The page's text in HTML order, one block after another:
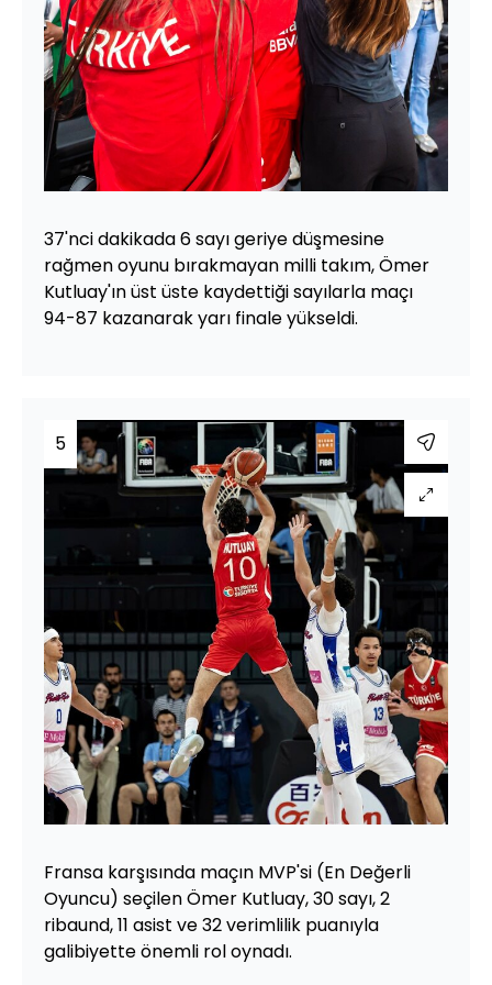
37'nci dakikada 6 sayı geriye düşmesine
rağmen oyunu bırakmayan milli takım, Ömer
Kutluay'ın üst üste kaydettiği sayılarla maçı
94-87 kazanarak yarı finale yükseldi.
5
Fransa karşısında maçın MVP'si (En Değerli
Oyuncu) seçilen Ömer Kutluay, 30 sayı, 2
ribaund, 11 asist ve 32 verimlilik puanıyla
galibiyette önemli rol oynadı.